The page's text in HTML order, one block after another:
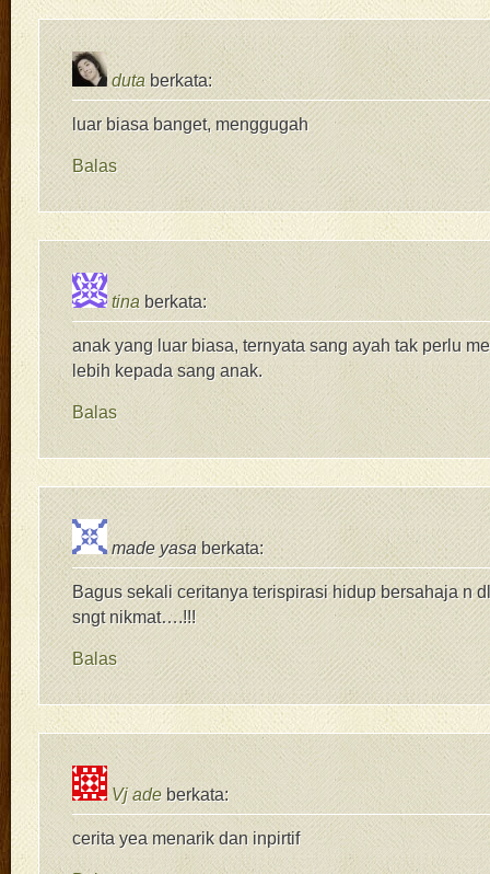
duta berkata:
luar biasa banget, menggugah
Balas
tina berkata:
anak yang luar biasa, ternyata sang ayah tak perlu
lebih kepada sang anak.
Balas
made yasa berkata:
Bagus sekali ceritanya terispirasi hidup bersahaja n
sngt nikmat….!!!
Balas
Vj ade berkata:
cerita yea menarik dan inpirtif